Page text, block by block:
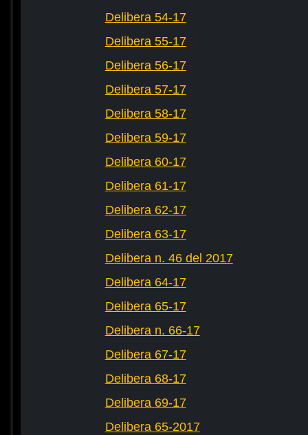
Delibera 54-17
Delibera 55-17
Delibera 56-17
Delibera 57-17
Delibera 58-17
Delibera 59-17
Delibera 60-17
Delibera 61-17
Delibera 62-17
Delibera 63-17
Delibera n. 46 del 2017
Delibera 64-17
Delibera 65-17
Delibera n. 66-17
Delibera 67-17
Delibera 68-17
Delibera 69-17
Delibera 65-2017